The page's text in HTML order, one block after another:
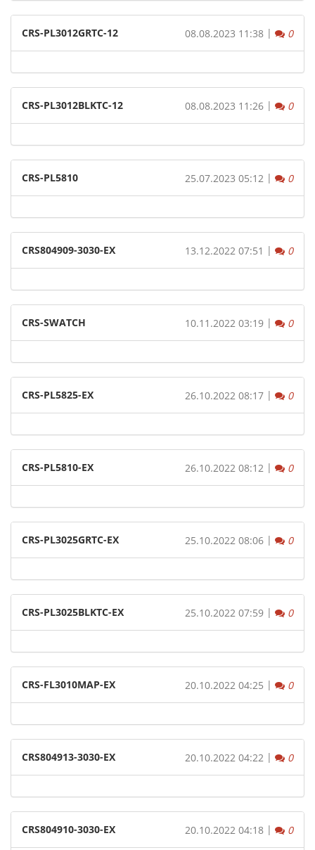
CRS-PL3012GRTC-12 08.08.2023 11:38 | 0
CRS-PL3012BLKTC-12 08.08.2023 11:26 | 0
CRS-PL5810 25.07.2023 05:12 | 0
CRS804909-3030-EX 13.12.2022 07:51 | 0
CRS-SWATCH 10.11.2022 03:19 | 0
CRS-PL5825-EX 26.10.2022 08:17 | 0
CRS-PL5810-EX 26.10.2022 08:12 | 0
CRS-PL3025GRTC-EX 25.10.2022 08:06 | 0
CRS-PL3025BLKTC-EX 25.10.2022 07:59 | 0
CRS-FL3010MAP-EX 20.10.2022 04:25 | 0
CRS804913-3030-EX 20.10.2022 04:22 | 0
CRS804910-3030-EX 20.10.2022 04:18 | 0